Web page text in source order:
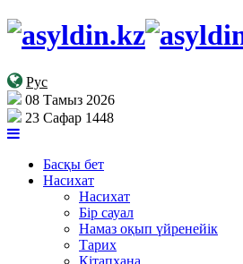
Рус
08 Тамыз 2026
23 Сафар 1448
Басқы бет
Насихат
Насихат
Бір сауал
Намаз оқып үйренейік
Тарих
Кітапхана